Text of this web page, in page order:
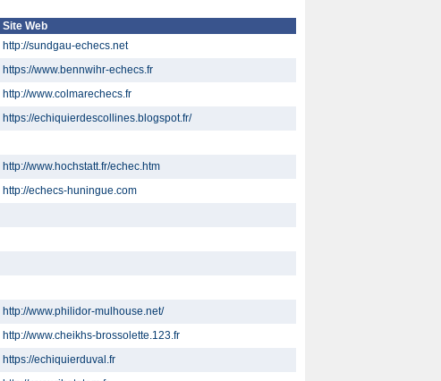
Site Web
http://sundgau-echecs.net
https://www.bennwihr-echecs.fr
http://www.colmarechecs.fr
https://echiquierdescollines.blogspot.fr/
http://www.hochstatt.fr/echec.htm
http://echecs-huningue.com
http://www.philidor-mulhouse.net/
http://www.cheikhs-brossolette.123.fr
https://echiquierduval.fr